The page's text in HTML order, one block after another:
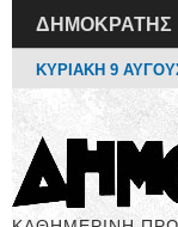
ΔΗΜΟΚΡΑΤΗΣ
ΚΥΡΙΑΚΗ 9